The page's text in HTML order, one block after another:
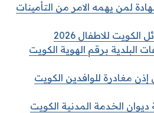
لمن يهمه الامر من التأمينات
للاطفال 2026
البلدية برقم الهوية الكويت
مغادرة للوافدين الكويت
الخدمة المدنية الكويت